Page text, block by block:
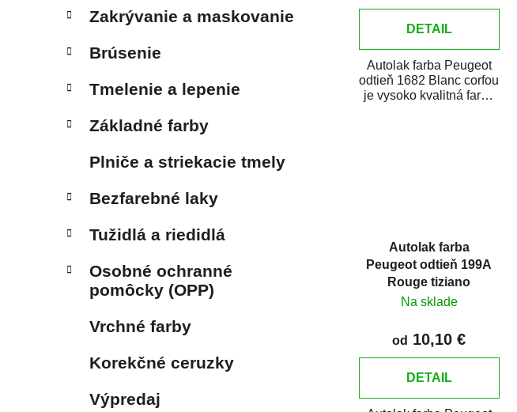
Zakrývanie a maskovanie
Brúsenie
Tmelenie a lepenie
Základné farby
Plniče a striekacie tmely
Bezfarebné laky
Tužidlá a riedidlá
Osobné ochranné
pomôcky (OPP)
Vrchné farby
Korekčné ceruzky
Výpredaj
DETAIL
Autolak farba Peugeot
odtieň 1682 Blanc corfou
je vysoko kvalitná farba
Autolak farba
Peugeot odtieň 199A
Rouge tiziano
Na sklade
od 10,10 €
DETAIL